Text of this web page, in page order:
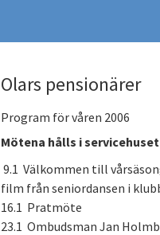
Olars pensionärer
Program för våren 2006
Mötena hålls i
9.1 Välkommen till
film från seniordansen i
16.1 Pratmöte
23.1 Ombudsman Jan